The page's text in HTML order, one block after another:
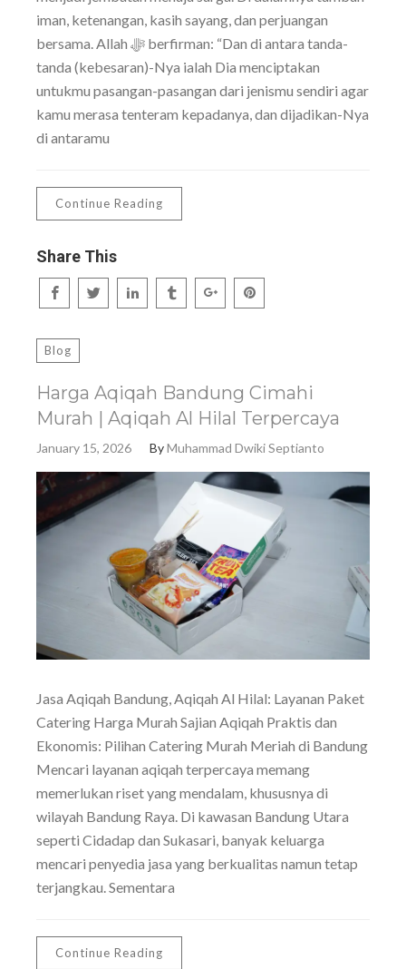
iman, ketenangan, kasih sayang, dan perjuangan
bersama. Allah ﷻ berfirman: “Dan di antara tanda-
tanda (kebesaran)-Nya ialah Dia menciptakan
untukmu pasangan-pasangan dari jenismu sendiri agar
kamu merasa tenteram kepadanya, dan dijadikan-Nya
di antaramu
Continue Reading
Share This
Blog
Harga Aqiqah Bandung Cimahi
Murah | Aqiqah Al Hilal Terpercaya
January 15, 2026 ByMuhammad Dwiki Septianto
Jasa Aqiqah Bandung, Aqiqah Al Hilal: Layanan Paket
Catering Harga Murah Sajian Aqiqah Praktis dan
Ekonomis: Pilihan Catering Murah Meriah di Bandung
Mencari layanan aqiqah terpercaya memang
memerlukan riset yang mendalam, khususnya di
wilayah Bandung Raya. Di kawasan Bandung Utara
seperti Cidadap dan Sukasari, banyak keluarga
mencari penyedia jasa yang berkualitas namun tetap
terjangkau. Sementara
Continue Reading